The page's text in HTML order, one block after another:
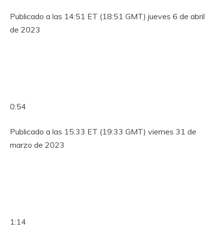
Publicado a las 14:51 ET (18:51 GMT) jueves 6 de abril
de 2023
0:54
Publicado a las 15:33 ET (19:33 GMT) viernes 31 de
marzo de 2023
1:14